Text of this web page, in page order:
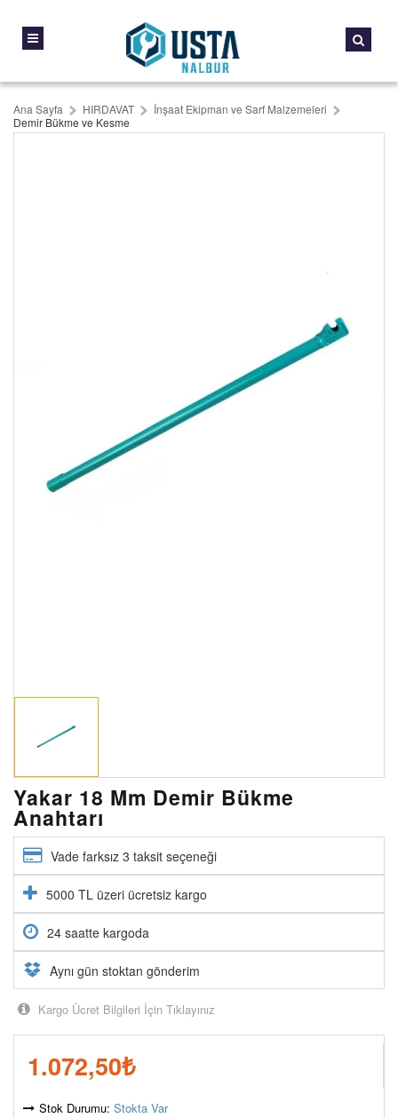
Ana Sayfa HIRDAVAT
İnşaat Ekipman ve Sarf Malzemeleri
Demir Bükme ve Kesme
Yakar 18 Mm Demir Bükme
Anahtarı
Vade farksız 3 taksit seçeneği
5000 TL üzeri ücretsiz kargo
24 saatte kargoda
Aynı gün stoktan gönderim
Kargo Ücret Bilgileri İçin Tıklayınız
1.072,50₺
Stok Durumu: Stokta Var